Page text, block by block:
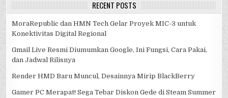
RECENT POSTS
MoraRepublic dan HMN Tech Gelar Proyek MIC-3 untuk
Konektivitas Digital Regional
Gmail Live Resmi Diumumkan Google, Ini Fungsi, Cara Pakai,
dan Jadwal Rilisnya
Render HMD Baru Muncul, Desainnya Mirip BlackBerry
Gamer PC Merapat! Sega Tebar Diskon Gede di Steam Summer